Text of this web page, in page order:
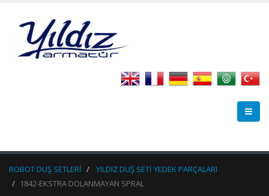
ROBOT DUŞ SETLERİ
YILDIZ DUŞ SETİ YEDEK PARÇALARI
1842-EKSTRA DOLANMAYAN SPRAL